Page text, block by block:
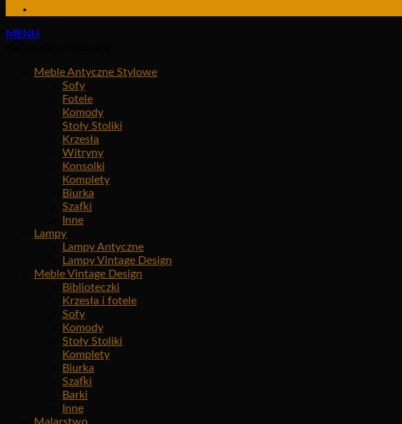
MENU
Meble Antyczne Stylowe
Sofy
Fotele
Komody
Stoły Stoliki
Krzesła
Witryny
Konsolki
Komplety
Biurka
Szafki
Inne
Lampy
Lampy Antyczne
Lampy Vintage Design
Meble Vintage Design
Biblioteczki
Krzesła i fotele
Sofy
Komody
Stoły Stoliki
Komplety
Biurka
Szafki
Barki
Inne